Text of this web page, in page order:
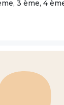
3 ème, 4